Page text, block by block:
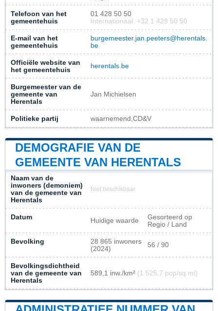
Telefoon van het
gemeentehuis
01 428 50 50
Internationaal: +32 1 428 50 50
E-mail van het
gemeentehuis
burgemeester.jan.peeters@herentals.
be
Officiële website van
het gemeentehuis
herentals.be
Burgemeester van de
gemeente van
Herentals
Jan Michielsen
Politieke partij waarnemend,CD&V
DEMOGRAFIE VAN DE
GEMEENTE VAN HERENTALS
Naam van de
inwoners (demoniem)
van de gemeente van
Herentals
Niet beschikbaar
Datum Huidige waarde
Gesorteerd op
Regio / Land
Bevolking
28 865 inwoners
(2024)
56 / 90
Bevolkingsdichtheid
van de gemeente van
Herentals
589,1 inw./km² (1 525,7 pop/sq mi)